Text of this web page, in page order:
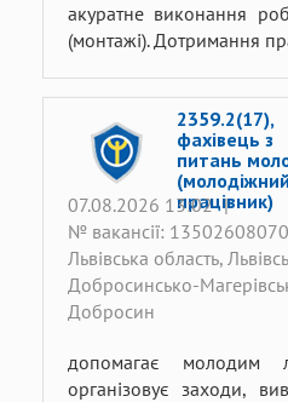
акуратне виконання
(монтажі). Дотримання
2359.2(17),
фахівець з
питань
(молодіжний
працівник)
07.08.2026 13:02 |
№ вакансії:
Львівська область,
Добросинсько-
Добросин
допомагає молодим
організовує заходи,